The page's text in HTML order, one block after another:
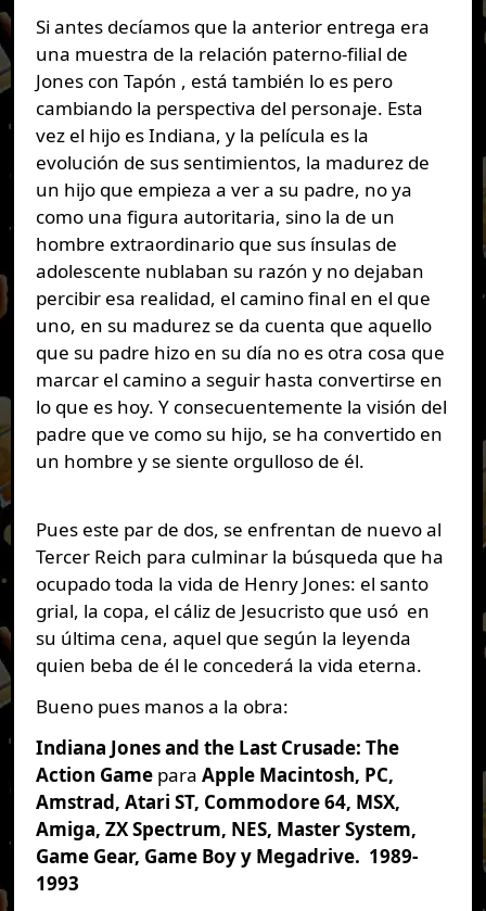
Si antes decíamos que la anterior entrega era
una muestra de la relación paterno-filial de
Jones con Tapón , está también lo es pero
cambiando la perspectiva del personaje. Esta
vez el hijo es Indiana, y la película es la
evolución de sus sentimientos, la madurez de
un hijo que empieza a ver a su padre, no ya
como una figura autoritaria, sino la de un
hombre extraordinario que sus ínsulas de
adolescente nublaban su razón y no dejaban
percibir esa realidad, el camino final en el que
uno, en su madurez se da cuenta que aquello
que su padre hizo en su día no es otra cosa que
marcar el camino a seguir hasta convertirse en
lo que es hoy. Y consecuentemente la visión del
padre que ve como su hijo, se ha convertido en
un hombre y se siente orgulloso de él.
Pues este par de dos, se enfrentan de nuevo al
Tercer Reich para culminar la búsqueda que ha
ocupado toda la vida de Henry Jones: el santo
grial, la copa, el cáliz de Jesucristo que usó en
su última cena, aquel que según la leyenda
quien beba de él le concederá la vida eterna.
Bueno pues manos a la obra:
Indiana Jones and the Last Crusade: The
Action Game para Apple Macintosh, PC,
Amstrad, Atari ST, Commodore 64, MSX,
Amiga, ZX Spectrum, NES, Master System,
Game Gear, Game Boy y Megadrive. 1989-
1993